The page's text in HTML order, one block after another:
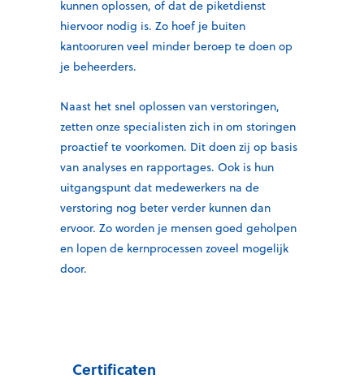
kunnen oplossen, of dat de piketdienst
hiervoor nodig is. Zo hoef je buiten
kantooruren veel minder beroep te doen op
je beheerders.
Naast het snel oplossen van verstoringen,
zetten onze specialisten zich in om storingen
proactief te voorkomen. Dit doen zij op basis
van analyses en rapportages. Ook is hun
uitgangspunt dat medewerkers na de
verstoring nog beter verder kunnen dan
ervoor. Zo worden je mensen goed geholpen
en lopen de kernprocessen zoveel mogelijk
door.
Certificaten